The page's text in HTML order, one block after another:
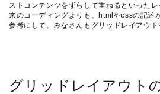
ストコンテンツをずらして重ねるといった
来のコーディングよりも、htmlやcssの記述
参考にして、みなさんもグリッドレイアウト
グリッドレイアウト